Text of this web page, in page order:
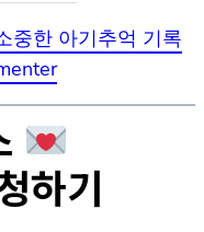
중한 아기추억 기록
하기